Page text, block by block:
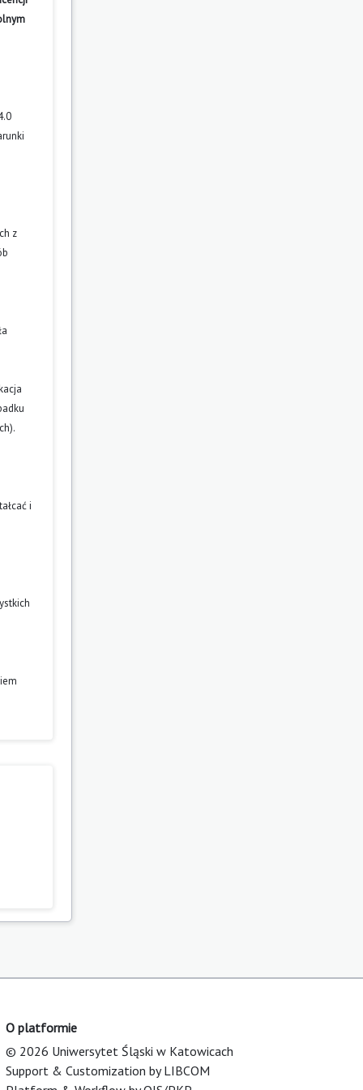
z
i
O platformie
© 2026 Uniwersytet Śląski w Katowicach
Support & Customization by LIBCOM